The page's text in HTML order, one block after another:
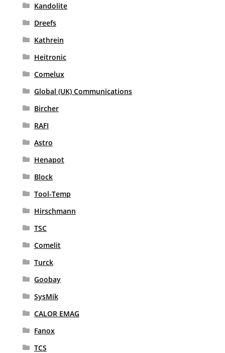
Kandolite
Dreefs
Kathrein
Heitronic
Comelux
Global (UK) Communications
Bircher
RAFI
Astro
Henapot
Block
Tool-Temp
Hirschmann
TSC
Comelit
Turck
Goobay
SysMik
CALOR EMAG
Fanox
TCS